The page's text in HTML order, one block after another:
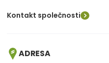
Kontakt společnosti
ADRESA